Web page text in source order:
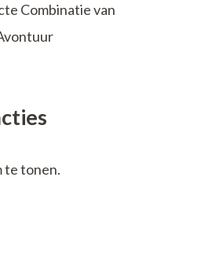
Combinatie van
te tonen.